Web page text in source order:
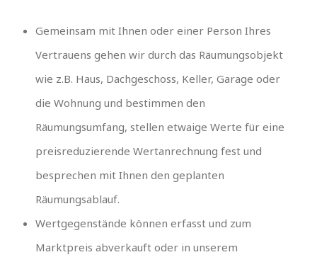
Gemeinsam mit Ihnen oder einer Person Ihres
Vertrauens gehen wir durch das Räumungsobjekt
wie z.B. Haus, Dachgeschoss, Keller, Garage oder
die Wohnung und bestimmen den
Räumungsumfang, stellen etwaige Werte für eine
preisreduzierende Wertanrechnung fest und
besprechen mit Ihnen den geplanten
Räumungsablauf.
Wertgegenstände können erfasst und zum
Marktpreis abverkauft oder in unserem